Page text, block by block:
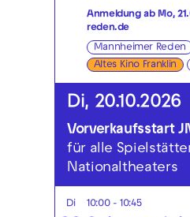
Anmeldung ab Mo,
reden.de
Mannheimer Reden
Altes Kino Franklin
Di, 20.10.2026
Vorverkaufsstart
für alle
Nationaltheaters
Di 10:00 - 10:45